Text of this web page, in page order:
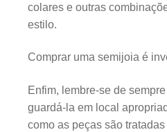
colares e outras
estilo.
Comprar uma semijoia é
Enfim, lembre-se de
guardá-la em local
como as peças são